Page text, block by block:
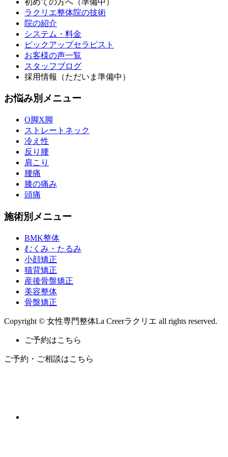
ラクリエ整体院の技術
院の紹介
システム・料金
ピックアップセラピスト
お客様の声一覧
スタッフブログ
採用情報（ただいま準備中）
お悩み別メニュー
O脚X脚
ストレートネック
冷え性
反り腰
肩こり
腰痛
膝の痛み
頭痛
施術別メニュー
BMK整体
むくみ・たるみ
小顔矯正
猫背矯正
産後骨盤矯正
美容整体
骨盤矯正
Copyright © 女性専門整体La Creerラクリエ all rights reserved.
ご予約はこちら
ご予約・ご相談はこちら